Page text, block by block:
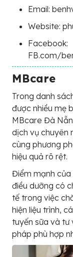
Email:
Website:
Facebook:
FB.com/
MBcare
Trong danh
được nhiều mẹ
MBcare Đà
dịch vụ chuyên
cùng phương
hiệu quả rõ rệt.
Điểm mạnh của
điều dưỡng có
tế trong việc
hiện liệu trình,
tuyến sữa và tư
pháp phù hợp